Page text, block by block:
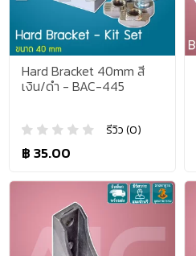
Hard Bracket 40mm สี
เงิน/ดำ - BAC-445
รีวิว (0)
฿ 35.00